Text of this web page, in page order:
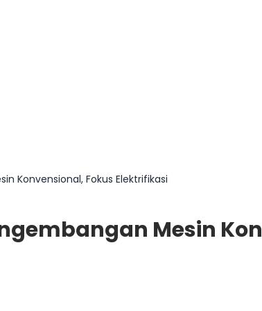
Konvensional, Fokus Elektrifikasi
Mesin